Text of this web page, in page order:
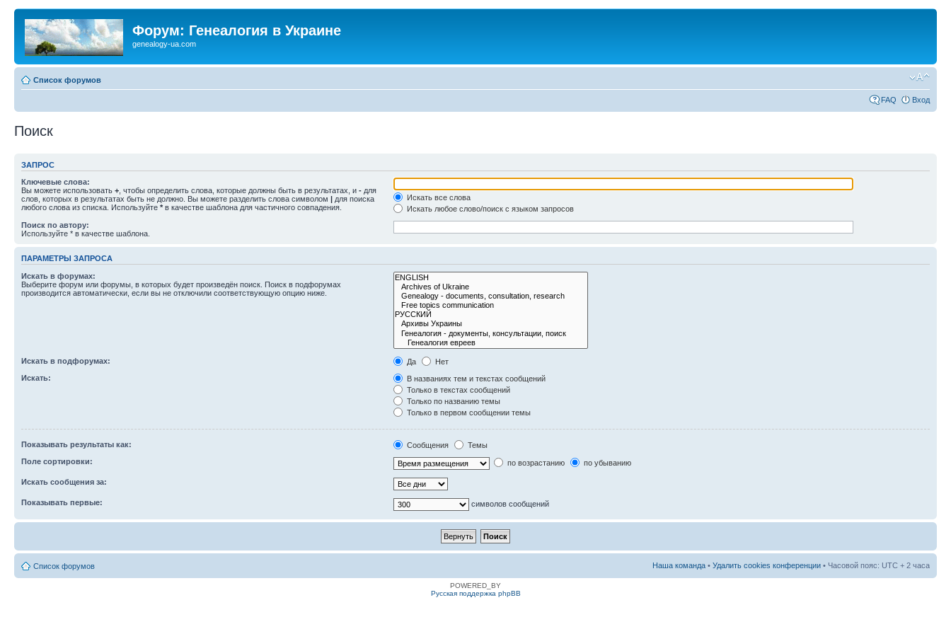
Форум: Генеалогия в Украине
genealogy-ua.com
Список форумов
FAQ Вход
Поиск
ЗАПРОС
Ключевые слова:
Вы можете использовать + , чтобы определить слова, которые должны быть в результатах, и - для
слов, которых в результатах быть не должно. Вы можете разделить слова символом | для поиска
любого слова из списка. Используйте * в качестве шаблона для частичного совпадения.
Искать все слова
Искать любое слово/поиск с языком запросов
Поиск по автору:
Используйте * в качестве шаблона.
ПАРАМЕТРЫ ЗАПРОСА
Искать в форумах:
Выберите форум или форумы, в которых будет произведён поиск. Поиск в подфорумах
производится автоматически, если вы не отключили соответствующую опцию ниже.
Искать в подфорумах: Да
Нет
Искать:
В названиях тем и текстах сообщений
Только в текстах сообщений
Только по названию темы
Только в первом сообщении темы
Показывать результаты как: Сообщения
Темы
Поле сортировки:
по возрастанию по убыванию
Искать сообщения за:
Показывать первые: символов сообщений
Список форумов Наша команда • Удалить cookies конференции • Часовой пояс: UTC + 2 часа
POWERED_BY
Русская поддержка phpBB